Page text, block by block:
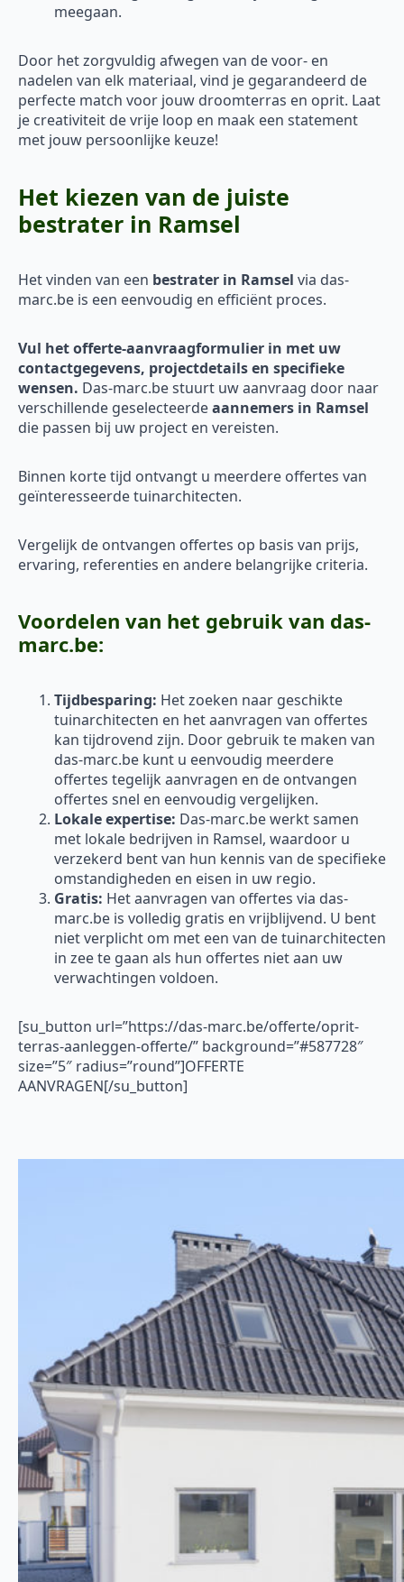
meegaan.
Door het zorgvuldig afwegen van de voor- en
nadelen van elk materiaal, vind je gegarandeerd de
perfecte match voor jouw droomterras en oprit. Laat
je creativiteit de vrije loop en maak een statement
met jouw persoonlijke keuze!
Het kiezen van de juiste
bestrater in Ramsel
Het vinden van een bestrater in Ramsel via das-
marc.be is een eenvoudig en efficiënt proces.
Vul het offerte-aanvraagformulier in met uw
contactgegevens, projectdetails en specifieke
wensen. Das-marc.be stuurt uw aanvraag door naar
verschillende geselecteerdeaannemers in Ramsel
die passen bij uw project en vereisten.
Binnen korte tijd ontvangt u meerdere offertes van
geïnteresseerde tuinarchitecten.
Vergelijk de ontvangen offertes op basis van prijs,
ervaring, referenties en andere belangrijke criteria.
Voordelen van het gebruik van das-
marc.be:
Tijdbesparing: Het zoeken naar geschikte
tuinarchitecten en het aanvragen van offertes
kan tijdrovend zijn. Door gebruik te maken van
das-marc.be kunt u eenvoudig meerdere
offertes tegelijk aanvragen en de ontvangen
offertes snel en eenvoudig vergelijken.
Lokale expertise: Das-marc.be werkt samen
met lokale bedrijven in Ramsel, waardoor u
verzekerd bent van hun kennis van de specifieke
omstandigheden en eisen in uw regio.
Gratis: Het aanvragen van offertes via das-
marc.be is volledig gratis en vrijblijvend. U bent
niet verplicht om met een van de tuinarchitecten
in zee te gaan als hun offertes niet aan uw
verwachtingen voldoen.
[su_button url=”https://das-marc.be/offerte/oprit-
terras-aanleggen-offerte/” background=”#587728″
size=”5″ radius=”round”]OFFERTE
AANVRAGEN[/su_button]